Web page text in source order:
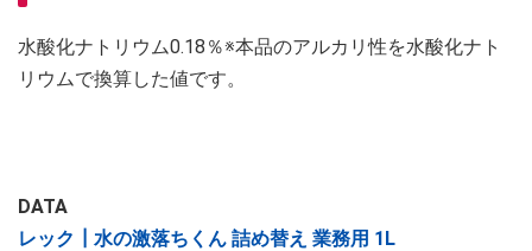
水酸化ナトリウム0.18％※本品のアルカリ性を水酸化ナト
リウムで換算した値です。
DATA
レック┃水の激落ちくん 詰め替え 業務用 1L